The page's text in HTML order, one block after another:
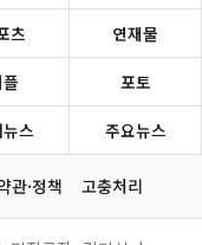
츠 연재물
포토
스 주요뉴스
관·정책 고충처리